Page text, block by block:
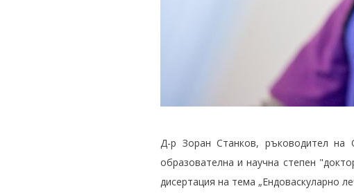
Д-р Зоран Станков, ръководител
образователна и научна степен
дисертация на тема „Ендоваскуларно